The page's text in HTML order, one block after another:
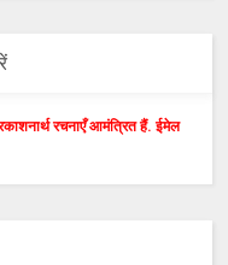
रचनाएँ आमंत्रित हैं. ईमेल